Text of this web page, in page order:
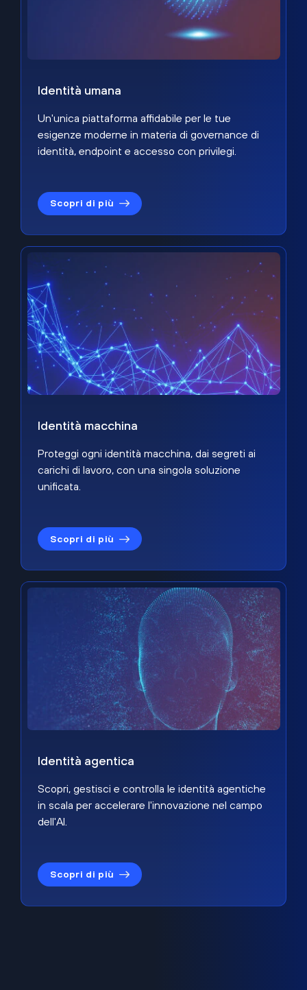
Identità umana
Un'unica piattaforma affidabile per le tue
esigenze moderne in materia di governance di
identità, endpoint e accesso con privilegi.
Scopri di più
Identità macchina
Proteggi ogni identità macchina, dai segreti ai
carichi di lavoro, con una singola soluzione
unificata.
Scopri di più
Identità agentica
Scopri, gestisci e controlla le identità agentiche
in scala per accelerare l'innovazione nel campo
dell'AI.
Scopri di più